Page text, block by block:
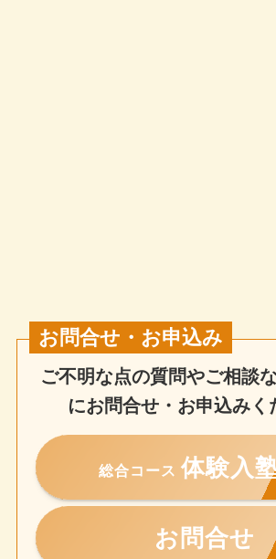
お問合せ・お申込み
ご不明な点の質問やご相談
にお問合せ・お申込みく
総合コース 体験入
お問合せ